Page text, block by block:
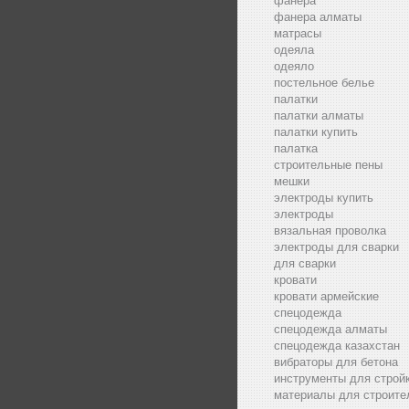
фанера алматы
матрасы
одеяла
одеяло
постельное белье
палатки
палатки алматы
палатки купить
палатка
строительные пены
мешки
электроды купить
электроды
вязальная проволка
электроды для сварки
для сварки
кровати
кровати армейские
спецодежда
спецодежда алматы
спецодежда казахстан
вибраторы для бетона
инструменты для
материалы для